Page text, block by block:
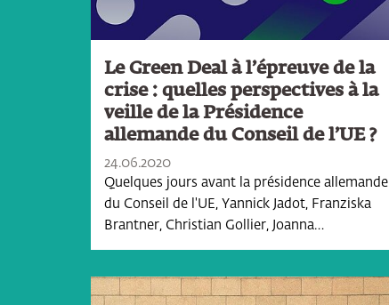
Le Green Deal à l’épreuve de la
crise : quelles perspectives à la
veille de la Présidence
allemande du Conseil de l’UE ?
24.06.2020
Quelques jours avant la présidence allemande
du Conseil de l'UE, Yannick Jadot, Franziska
Brantner, Christian Gollier, Joanna…